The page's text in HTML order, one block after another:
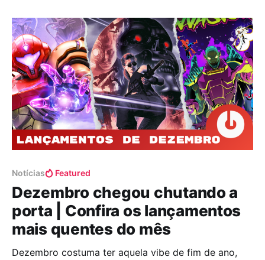
crossover. O Capítulo 7 chegou com
Notícias Featured
Dezembro chegou chutando a
porta | Confira os lançamentos
mais quentes do mês
Dezembro costuma ter aquela vibe de fim de ano,